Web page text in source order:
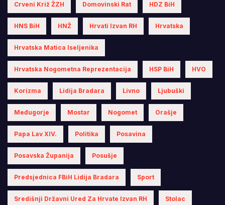
Crveni Križ ŽZH Domovinski Rat HDZ BiH
HNS BiH HNŽ Hrvati Izvan RH Hrvatska
Hrvatska Matica Iseljenika
Hrvatska Nogometna Reprezentacija HSP BiH HVO
Korizma Lidija Bradara Livno Ljubuški
Međugorje Mostar Nogomet Orašje
Papa Lav XIV. Politika Posavina
Posavska Županija Posušje
Predsjednica FBiH Lidija Bradara Sport
Središnji Državni Ured Za Hrvate Izvan RH Stolac